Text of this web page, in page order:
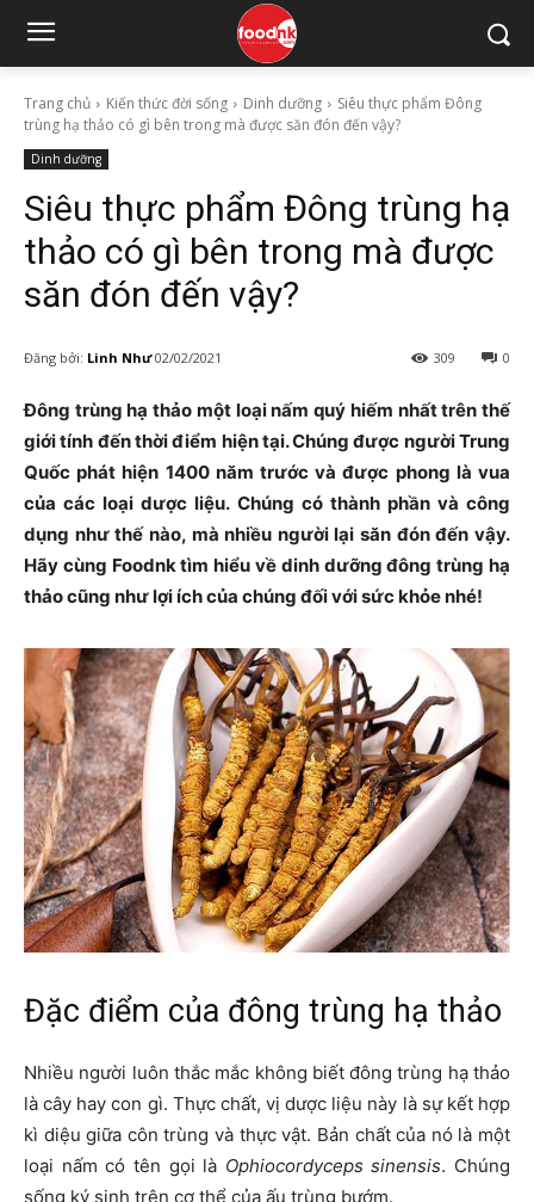
Trang chủ Kiến thức đời sống Dinh dưỡng
Siêu thực phẩm Đông
trùng hạ thảo có gì bên trong mà được săn đón đến vậy?
Dinh dưỡng
Siêu thực phẩm Đông trùng hạ
thảo có gì bên trong mà được
săn đón đến vậy?
Đăng bởi: Linh Như 02/02/2021 0
309
Đông trùng hạ thảo một loại nấm quý hiếm nhất trên thế
giới tính đến thời điểm hiện tại. Chúng được người Trung
Quốc phát hiện 1400 năm trước và được phong là vua
của các loại dược liệu. Chúng có thành phần và công
dụng như thế nào, mà nhiều người lại săn đón đến vậy.
Hãy cùng Foodnk tìm hiểu về dinh dưỡng đông trùng hạ
thảo cũng như lợi ích của chúng đối với sức khỏe nhé!
Đặc điểm của đông trùng hạ thảo
Nhiều người luôn thắc mắc không biết đông trùng hạ thảo
là cây hay con gì. Thực chất, vị dược liệu này là sự kết hợp
kì diệu giữa côn trùng và thực vật. Bản chất của nó là một
loại nấm có tên gọi là Ophiocordyceps sinensis. Chúng
sống ký sinh trên cơ thể của ấu trùng bướm.